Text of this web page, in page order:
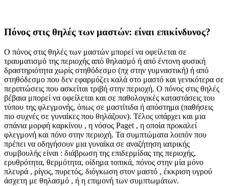
Πόνος στις θηλές των μαστών: είναι επικίνδυνος?
Ο πόνος στις θηλές των μαστών μπορεί να οφείλεται σε
τραυματισμό της περιοχής από θηλασμό ή από έντονη φυσική
δραστηριότητα χωρίς στηθόδεσμο (πχ στην γυμναστική) ή από
στηθόδεσμο που δεν εφαρμόζει καλά στο μαστό και γενικότερα σε
περιπτώσεις που ασκείται τριβή στην περιοχή. Ο πόνος στις θηλές
βέβαια μπορεί να οφείλεται και σε παθολογικές καταστάσεις του
τύπου της φλεγμονής, όπως σε μαστίτιδα ή απόστημα (παθήσεις
πιο συχνές σε γυναίκες που θηλάζουν). Τέλος υπάρχει και μια
σπάνια μορφή καρκίνου , η νόσος Paget , η οποία προκαλεί
φλεγμονή και πόνο στην περιοχή. Τα συμπτώματα λοιπόν που
πρέπει να οδηγήσουν μια γυναίκα σε αναζήτηση ιατρικής
συμβουλής είναι : διάβρωση της επιδερμίδας της περιοχής,
ερυθρότητα, θερμότητα, οίδημα τοπικά, πόνος στην μία μόνο
πλευρά , ρίγος, πυρετός, διόγκωση στον μαστό , έκκριση υγρού
άσχετη με θηλασμό , ή η επιμονή των συμπτωμάτων.